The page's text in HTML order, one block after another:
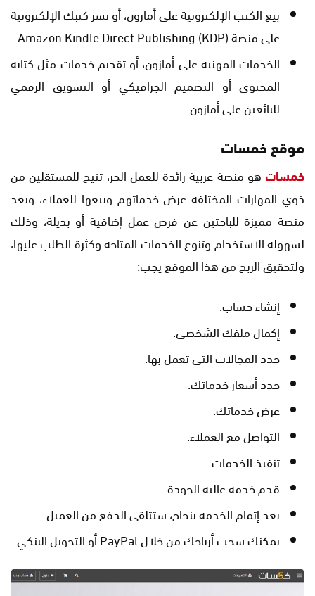
بيع الكتب الإلكترونية على أمازون، أو نشر كتبك الإلكترونية
على منصة Amazon Kindle Direct Publishing (KDP).
الخدمات المهنية على أمازون، أو تقديم خدمات مثل كتابة
المحتوى أو التصميم الجرافيكي أو التسويق الرقمي
للبائعين على أمازون.
موقع خمسات
خمساتهو منصة عربية رائدة للعمل الحر، تتيح للمستقلين من
ذوي المهارات المختلفة عرض خدماتهم وبيعها للعملاء، ويعد
منصة مميزة للباحثين عن فرص عمل إضافية أو بديلة، وذلك
لسهولة الاستخدام وتنوع الخدمات المتاحة وكثرة الطلب عليها،
ولتحقيق الربح من هذا الموقع يجب:
إنشاء حساب.
إكمال ملفك الشخصي.
حدد المجالات التي تعمل بها.
حدد أسعار خدماتك.
عرض خدماتك.
التواصل مع العملاء.
تنفيذ الخدمات.
قدم خدمة عالية الجودة.
بعد إتمام الخدمة بنجاح، ستتلقى الدفع من العميل.
يمكنك سحب أرباحك من خلال PayPal أو التحويل البنكي.